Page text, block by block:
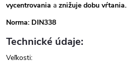
vycentrovania a znižuje dobu vŕtania.
Norma: DIN338
Technické údaje:
Veľkosti: